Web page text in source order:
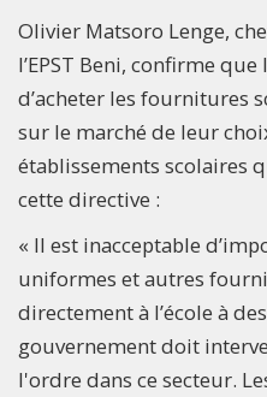
Olivier Matsoro Lenge,
l’EPST Beni, confirme
d’acheter les fournitures
sur le marché de leur
établissements scolaires
cette directive :
« Il est inacceptable
uniformes et autres
directement à l’école à
gouvernement doit
l'ordre dans ce secteur.